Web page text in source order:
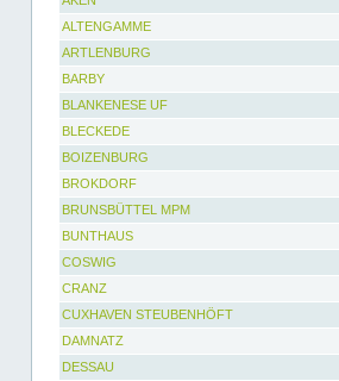
ALTENGAMME
ARTLENBURG
BARBY
BLANKENESE UF
BLECKEDE
BOIZENBURG
BROKDORF
BRUNSBÜTTEL MPM
BUNTHAUS
COSWIG
CRANZ
CUXHAVEN STEUBENHÖFT
DAMNATZ
DESSAU